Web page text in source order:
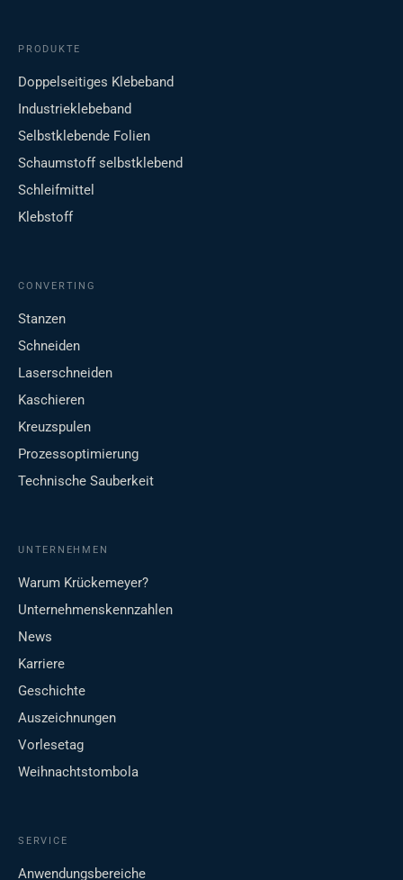
PRODUKTE
Doppelseitiges Klebeband
Industrieklebeband
Selbstklebende Folien
Schaumstoff selbstklebend
Schleifmittel
Klebstoff
CONVERTING
Stanzen
Schneiden
Laserschneiden
Kaschieren
Kreuzspulen
Prozessoptimierung
Technische Sauberkeit
UNTERNEHMEN
Warum Krückemeyer?
Unternehmenskennzahlen
News
Karriere
Geschichte
Auszeichnungen
Vorlesetag
Weihnachtstombola
SERVICE
Anwendungsbereiche